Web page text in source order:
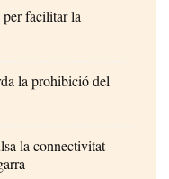
per facilitar la
la prohibició del
la connectivitat